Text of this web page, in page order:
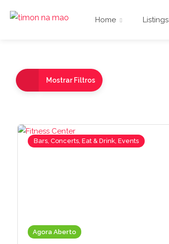
Home Listings
Mostrar Filtros
Agora Aberto
Bars, Concerts, Eat & Drink, Events